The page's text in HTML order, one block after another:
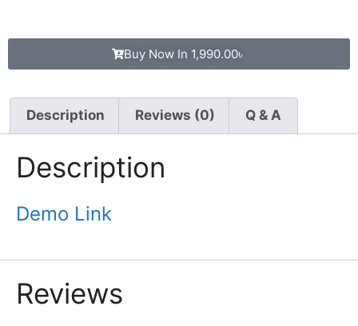
Buy Now In 1,990.00৳
Description Reviews (0) Q & A
Description
Demo Link
Reviews